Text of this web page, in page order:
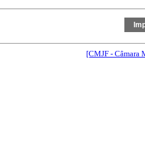
[CMJF - Câmara